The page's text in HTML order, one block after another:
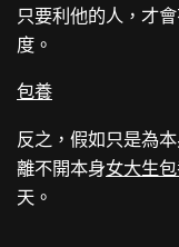
只要利他的人，才
度。
包養
反之，假如只是為
離不開本身女大生
天。